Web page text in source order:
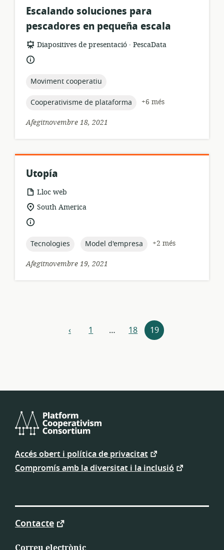
Escalando soluciones para
pescadores en pequeña escala
formatDiapositives de presentació .
publicador:
PescaData
idioma:
topic:
Moviment cooperatiu
topic:
Cooperativisme de plataforma
+6 més
Afegitnovembre 18, 2021
Utopía
format
dels
recursos:
Lloc web
ubicació
South America
idioma:
topic:
Tecnologies topic:
Model d'empresa
+2 més
Afegitnovembre 19, 2021
‹anterior
1 … 18 19
Consorci
Cooperativisme
de
Plataforma
Accés obert i política de privacitat
Compromís amb la diversitat i la inclusió
Contacte